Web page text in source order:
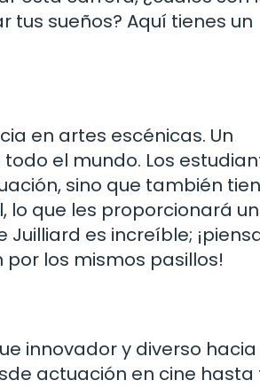
sueños? Aquí tienes un
en artes escénicas. Un
el mundo. Los
sino que también
lo que les proporcionará
es increíble;
los mismos pasillos!
innovador y diverso
actuación en cine